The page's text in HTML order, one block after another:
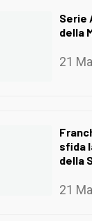
Serie
della
21
sfida
della
21